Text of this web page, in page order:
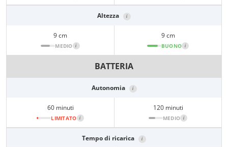
Altezza i
9 cm
MEDIO i
9 cm
BUONO i
BATTERIA
Autonomia i
60 minuti
LIMITATO i
120 minuti
MEDIO i
Tempo di ricarica i